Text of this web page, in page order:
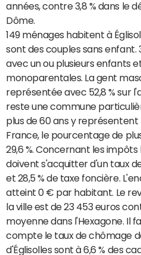
années, contre 3,8 % dans le
Dôme.
149 ménages habitent à
sont des couples sans enfant.
avec un ou plusieurs enfants et
monoparentales. La gent
représentée avec 52,8 % sur
reste une commune
plus de 60 ans y représentent
France, le pourcentage de
29,6 %. Concernant les
doivent s'acquitter d'un taux
et 28,5 % de taxe foncière.
atteint 0 € par habitant. Le
la ville est de 23 453 euros
moyenne dans l'Hexagone. Il
compte le taux de chômage
d'Églisolles sont à 6,6 % des